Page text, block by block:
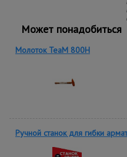
Может понадобиться
Молоток TeaM 800H
Ручной станок для гибки